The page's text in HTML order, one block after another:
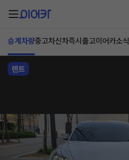
승계차량중고차신차즉시출고이어카소식
렌트